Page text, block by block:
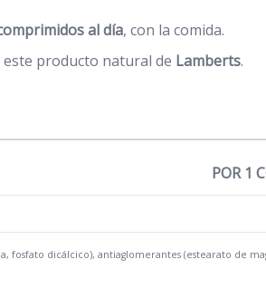
al día, con la comida.
producto natural de Lamberts.
POR 1
fosfato dicálcico), antiaglomerantes (estearato de